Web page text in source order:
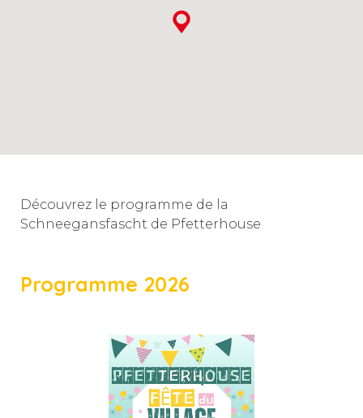
Découvrez le programme de la
Schneegansfascht de Pfetterhouse
Programme 2026